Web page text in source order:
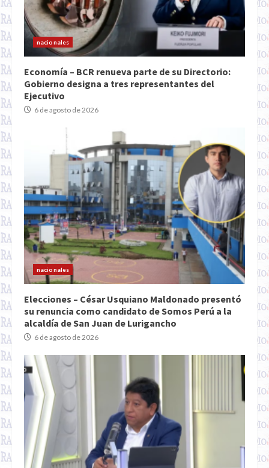
nacionales
Economía – BCR renueva parte de su Directorio:
Gobierno designa a tres representantes del
Ejecutivo
6 de agosto de 2026
nacionales
Elecciones – César Usquiano Maldonado presentó
su renuncia como candidato de Somos Perú a la
alcaldía de San Juan de Lurigancho
6 de agosto de 2026